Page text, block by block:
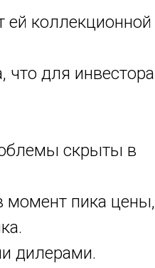
ей коллекционной
что для инвестора
скрыты в
момент пика цены,
дилерами.